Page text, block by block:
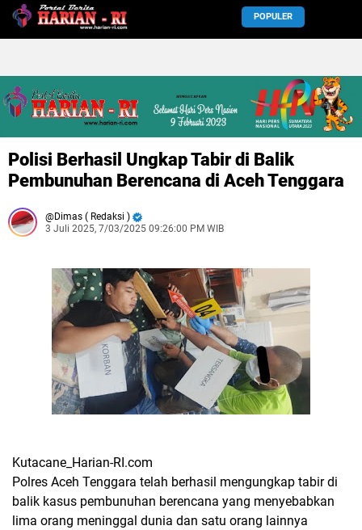
POPULER
Polisi Berhasil Ungkap Tabir di Balik
Pembunuhan Berencana di Aceh Tenggara
Dimas ( Redaksi )
3 Juli 2025, 7/03/2025 09:26:00 PM WIB
Kutacane_Harian-RI.com
Polres Aceh Tenggara telah berhasil mengungkap tabir di
balik kasus pembunuhan berencana yang menyebabkan
lima orang meninggal dunia dan satu orang lainnya